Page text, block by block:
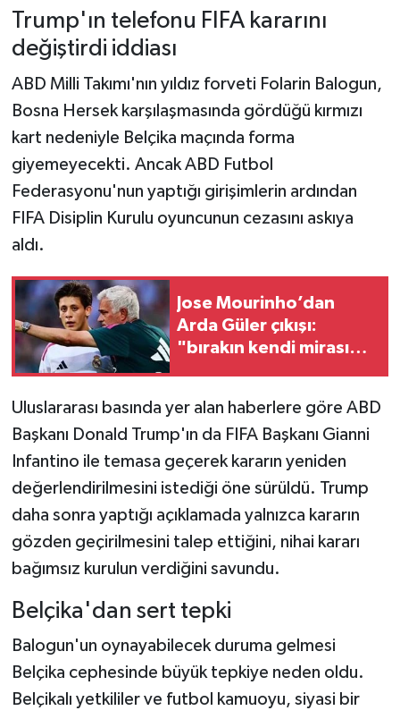
Trump'ın telefonu FIFA kararını
değiştirdi iddiası
ABD Milli Takımı'nın yıldız forveti Folarin Balogun,
Bosna Hersek karşılaşmasında gördüğü kırmızı
kart nedeniyle Belçika maçında forma
giyemeyecekti. Ancak ABD Futbol
Federasyonu'nun yaptığı girişimlerin ardından
FIFA Disiplin Kurulu oyuncunun cezasını askıya
aldı.
Jose Mourinho’dan
Arda Güler çıkışı:
"bırakın kendi mirasını
Uluslararası basında yer alan haberlere göre ABD
Başkanı Donald Trump'ın da FIFA Başkanı Gianni
Infantino ile temasa geçerek kararın yeniden
değerlendirilmesini istediği öne sürüldü. Trump
daha sonra yaptığı açıklamada yalnızca kararın
gözden geçirilmesini talep ettiğini, nihai kararı
bağımsız kurulun verdiğini savundu.
Belçika'dan sert tepki
Balogun'un oynayabilecek duruma gelmesi
Belçika cephesinde büyük tepkiye neden oldu.
Belçikalı yetkililer ve futbol kamuoyu, siyasi bir